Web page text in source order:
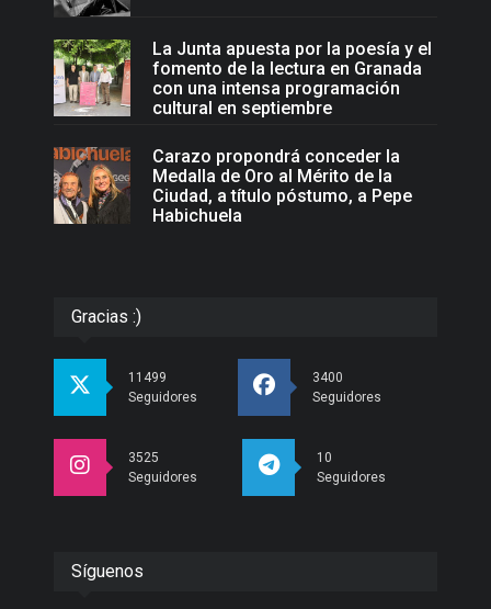
La Junta apuesta por la poesía y el
fomento de la lectura en Granada
con una intensa programación
cultural en septiembre
Carazo propondrá conceder la
Medalla de Oro al Mérito de la
Ciudad, a título póstumo, a Pepe
Habichuela
Gracias :)
11499
Seguidores
3400
Seguidores
3525
Seguidores
10
Seguidores
Síguenos